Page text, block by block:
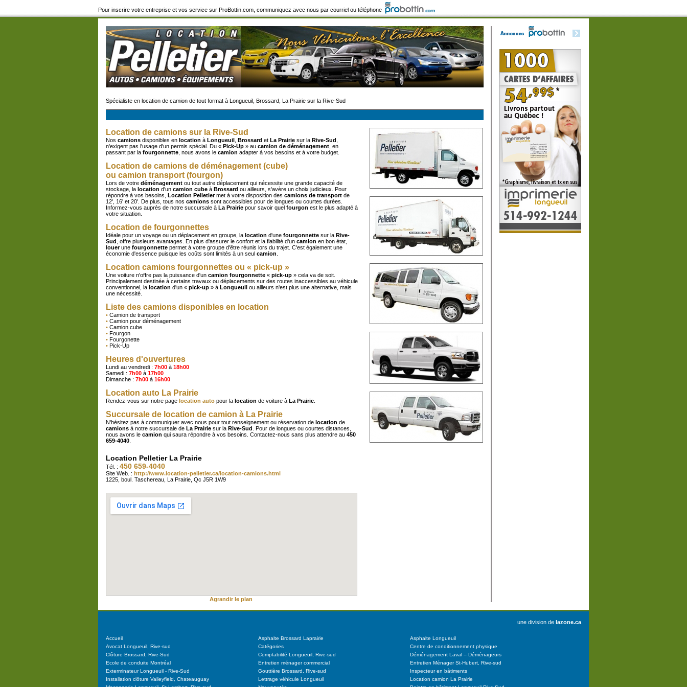
Pour inscrire votre entreprise et vos service sur ProBottin.com, communiquez avec nous par courriel ou téléphone
Spécialiste en location de camion de tout format à Longueuil, Brossard, La Prairie sur la Rive-Sud
Location de camions sur la Rive-Sud
Nos camions disponibles en location à Longueuil Brossard et La Prairie sur la Rive-Sud
n'exigent pas l'usage d'un permis spécial. Du « Pick-Up » au camion de déménagement , en
passant par la fourgonnette , nous avons le camion adapter à vos besoins et à votre budget.
Location de camions de déménagement (cube)
ou camion transport (fourgon)
Lors de votre déménagement ou tout autre déplacement qui nécessite une grande capacité de
stockage, la location d'un camion cube à Brossard ou ailleurs, s'avère un choix judicieux. Pour
répondre à vos besoins, Location Pelletiermet à votre disposition des camions de transport de
12', 16' et 20'. De plus, tous nos camions sont accessibles pour de longues ou courtes durées.
Informez-vous auprès de notre succursale à La Prairie pour savoir quel fourgon est le plus adapté à
votre situation.
Location de fourgonnettes
Idéale pour un voyage ou un déplacement en groupe, la location d'une fourgonnette sur la Rive-
Sud , offre plusieurs avantages. En plus d'assurer le confort et la fiabilité d'un camion en bon état,
louerune fourgonnette permet à votre groupe d'être réunis lors du trajet. C'est également une
économie d'essence puisque les coûts sont limités à un seul camion
Location camions fourgonnettes ou « pick-up »
Une voiture n'offre pas la puissance d'un camion fourgonnette « pick-up » cela va de soit.
Principalement destinée à certains travaux ou déplacements sur des routes inaccessibles au véhicule
conventionnel, la location d'un « pick-up » à Longueuil ou ailleurs n'est plus une alternative, mais
une nécessité.
Liste des camions disponibles en location
• Camion de transport
• Camion pour déménagement
• Camion cube
• Fourgon
• Fourgonette
• Pick-Up
Heures d'ouvertures
Lundi au vendredi : 7h00 à 18h00
Samedi : 7h00 à 17h00
Dimanche : 7h00 à 16h00
Location auto La Prairie
Rendez-vous sur notre page location auto pour la location de voiture à La Prairie
Succursale de location de camion à La Prairie
N'hésitez pas à communiquer avec nous pour tout renseignement ou réservation de location de
camions à notre succursale de La Prairie sur la Rive-Sud . Pour de longues ou courtes distances,
nous avons le camion qui saura répondre à vos besoins. Contactez-nous sans plus attendre au 450
659-4040
Location Pelletier La Prairie
Tél. : 450 659-4040
Site Web. : http://www.location-pelletier.ca/location-camions.html
1225, boul. Taschereau, La Prairie, Qc J5R 1W9
Agrandir le plan
une division de lazone.ca
Accueil Asphalte Brossard Laprairie
Asphalte Longueuil
Avocat Longueuil, Rive-sud
Catégories
Centre de conditionnement physique
Clôture Brossard, Rive-Sud
Comptabilité Longueuil, Rive-sud
Déménagement Laval – Déménageurs
Ecole de conduite Montréal
Entretien ménager commercial
Entretien Ménager St-Hubert, Rive-sud
Exterminateur Longueuil - Rive-Sud
Gouttière Brossard, Rive-sud
Inspecteur en bâtiments
Installation clôture Valleyfield, Chateauguay
Lettrage véhicule Longueuil
Location camion La Prairie